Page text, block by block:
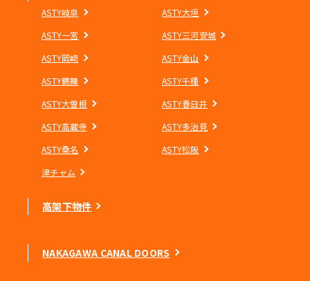
ASTY岐阜
ASTY大垣
ASTY一宮
ASTY三河安城
ASTY岡崎
ASTY金山
ASTY鶴舞
ASTY千種
ASTY大曽根
ASTY春日井
ASTY高蔵寺
ASTY多治見
ASTY桑名
ASTY松阪
津チャム
高架下物件
NAKAGAWA CANAL DOORS